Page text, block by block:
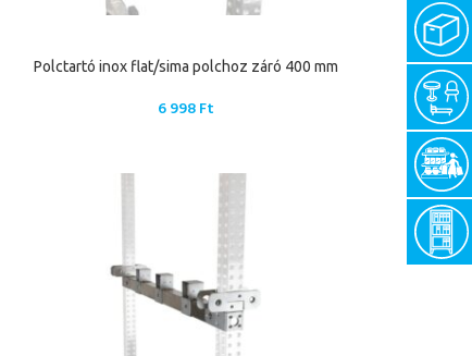
Polctartó inox flat/sima polchoz záró 400 mm
6 998Ft